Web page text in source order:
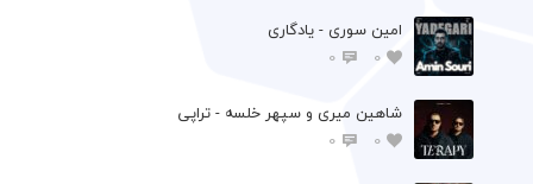
امین سوری - یادگاری
0
0
شاهین میری و سپهر خلسه - تراپی
0
0